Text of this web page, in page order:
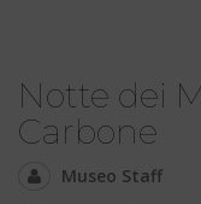
Notte dei
Carbone
Museo Staff